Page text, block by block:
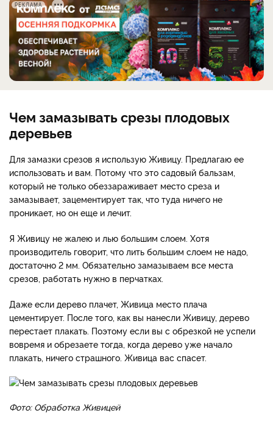
РЕКЛАМА
Чем замазывать срезы плодовых
деревьев
Для замазки срезов я использую Живицу. Предлагаю ее
использовать и вам. Потому что это садовый бальзам,
который не только обеззараживает место среза и
замазывает, зацементирует так, что туда ничего не
проникает, но он еще и лечит.
Я Живицу не жалею и лью большим слоем. Хотя
производитель говорит, что лить большим слоем не надо,
достаточно 2 мм. Обязательно замазываем все места
срезов, работать нужно в перчатках.
Даже если дерево плачет, Живица место плача
цементирует. После того, как вы нанесли Живицу, дерево
перестает плакать. Поэтому если вы с обрезкой не успели
вовремя и обрезаете тогда, когда дерево уже начало
плакать, ничего страшного. Живица вас спасет.
Фото: Обработка Живицей